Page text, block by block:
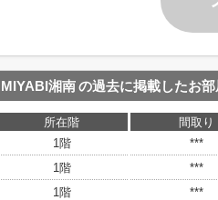
MIYABI湘南の過去に掲載したお部
所在階 間取り
1階
***
1階
***
1階
***